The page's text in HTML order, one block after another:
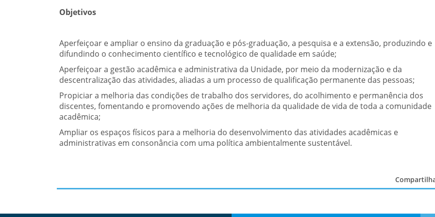
Objetivos
Aperfeiçoar e ampliar o ensino da graduação e pós-graduação, a pesquisa e a extensão, produzindo e
difundindo o conhecimento científico e tecnológico de qualidade em saúde;
Aperfeiçoar a gestão acadêmica e administrativa da Unidade, por meio da modernização e da
descentralização das atividades, aliadas a um processo de qualificação permanente das pessoas;
Propiciar a melhoria das condições de trabalho dos servidores, do acolhimento e permanência dos
discentes, fomentando e promovendo ações de melhoria da qualidade de vida de toda a comunidade
acadêmica;
Ampliar os espaços físicos para a melhoria do desenvolvimento das atividades acadêmicas e
administrativas em consonância com uma política ambientalmente sustentável.